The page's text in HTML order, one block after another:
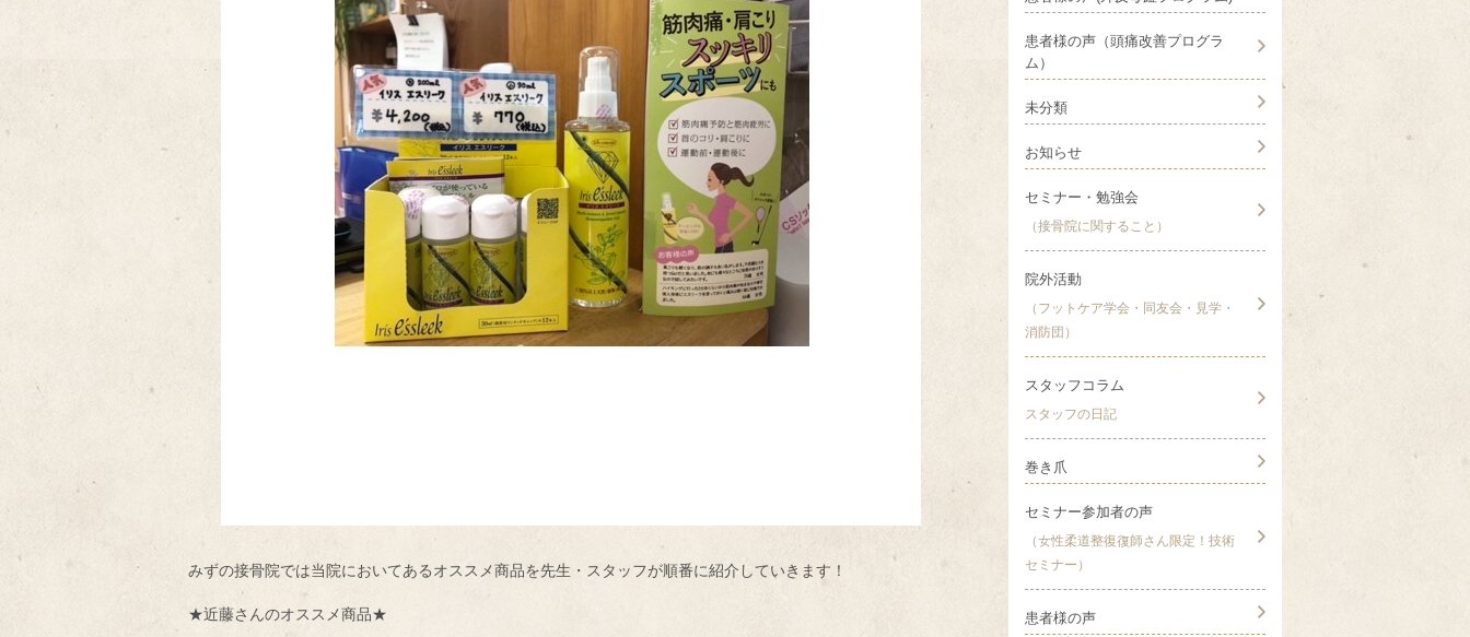
みずの接骨院では当院においてあるオススメ商品を先生・スタッフが順番に紹介していきます！
★近藤さんのオススメ商品★
患者様の声（頭痛改善プログラ
ム）
未分類
お知らせ
セミナー・勉強会
（接骨院に関すること）
院外活動
（フットケア学会・同友会・見学・
消防団）
スタッフコラム
スタッフの日記
巻き爪
セミナー参加者の声
（女性柔道整復復師さん限定！技術
セミナー）
患者様の声